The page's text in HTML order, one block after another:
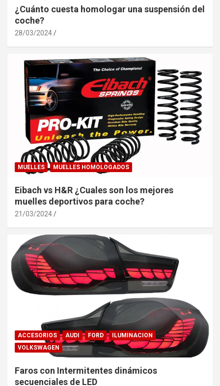
¿Cuánto cuesta homologar una suspensión del
coche?
28/03/2024
MUELLES MUELLES HOMOLOGADOS
Eibach vs H&R ¿Cuales son los mejores
muelles deportivos para coche?
21/03/2024
ACCESORIOS AUDI FORD
ILUMINACION
VOLKSWAGEN
Faros con Intermitentes dinámicos
secuenciales de LED